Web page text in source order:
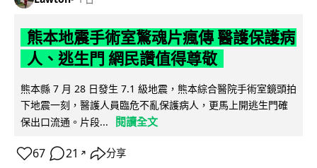
熊本地震手術室驚魂片瘋傳 醫護保護病
人、逃生門 網民讚值得尊敬
熊本縣 7 月 28 日發生 7.1 級地震，熊本綜合醫院手術室鏡頭拍
下地震一刻，醫護人員臨危不亂保護病人，更馬上開逃生門確
保出口流通。片段...
閱讀全文
67 21 ↗ 分享